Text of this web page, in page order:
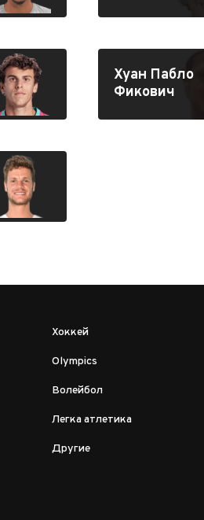
Хуан Пабло
Фикович
Хоккей
Olympics
Волейбол
Легка атлетика
Другие